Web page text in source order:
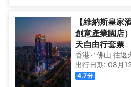
順峯山公園等著名景點。信步即
海岸站，距廣州南站30分鐘車程
程，交通便利，商賈繁華，休閒度
旅行休閒憩息的品牌酒店。 酒店擁有頗具人文藝術的空間立
體大堂和裝飾風格各異的奢裝客房
域的裝飾風情，房間均配備超大屏
床上用品、呵護您每一寸肌膚的
【維納斯皇家
創意產業園店
天自由行套票
香港 佛山 往返
出行日期: 08月
4.7分